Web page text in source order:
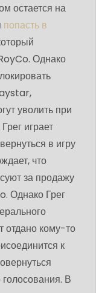
остается на
попасть в
Однако
уволить при
играет
в игру
что
за продажу
Однако Грег
отдано кому-то
к
В